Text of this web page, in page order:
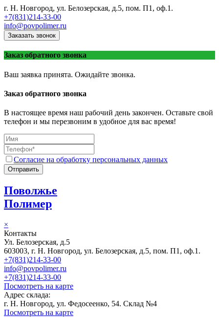
г. Н. Новгород, ул. Белозерская, д.5, пом. П1, оф.1.
+7(831)214-33-00
info@povpolimer.ru
Заказать звонок
Заказ обратного звонка
Ваш заявка принята. Ожидайте звонка.
Заказ обратного звонка
В настоящее время наш рабочий день закончен. Оставьте свой
телефон и мы перезвоним в удобное для вас время!
Согласие на обработку персональных данных
Отправить
Поволжье
Полимер
×
Контакты
Ул. Белозерская, д.5
603003, г. Н. Новгород, ул. Белозерская, д.5, пом. П1, оф.1.
+7(831)214-33-00
info@povpolimer.ru
+7(831)214-33-00
Посмотреть на карте
Адрес склада:
г. Н. Новгород, ул. Федосеенко, 54. Склад №4
Посмотреть на карте